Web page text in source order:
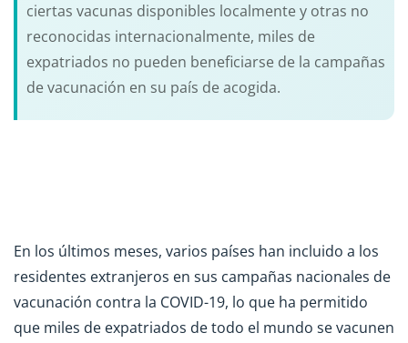
ciertas vacunas disponibles localmente y otras no
reconocidas internacionalmente, miles de
expatriados no pueden beneficiarse de la campañas
de vacunación en su país de acogida.
En los últimos meses, varios países han incluido a los
residentes extranjeros en sus campañas nacionales de
vacunación contra la COVID-19, lo que ha permitido
que miles de expatriados de todo el mundo se vacunen